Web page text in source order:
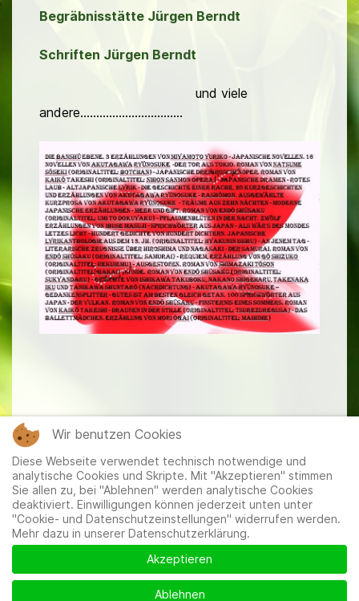
Begräbnisstätte Jürgen Berndt
Schriften Jürgen Berndt
und viele
andere................................
----------------------------------
Mitglieder|Impressum|Datenschutzerklärung|Cookie-
und Datenschutzeinstellungen
Wir benutzen Cookies
Diese Webseite verwendet technisch notwendige und
analytische Cookies und Skripte. Mit "Akzeptieren" stimmen
Sie allen zu, bei "Ablehnen" werden analytische Cookies
deaktiviert. Einwilligungen können jederzeit unten unter
"Cookie- und Datenschutzeinstellungen" widerrufen werden.
Mehr dazu in unserer Datenschutzerklärung.
Akzeptieren
Ablehnen